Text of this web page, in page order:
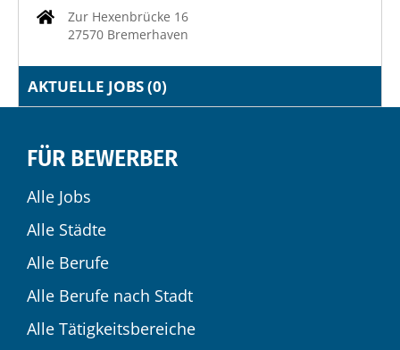
Zur Hexenbrücke 16
27570 Bremerhaven
AKTUELLE JOBS (0)
FÜR BEWERBER
Alle Jobs
Alle Städte
Alle Berufe
Alle Berufe nach Stadt
Alle Tätigkeitsbereiche